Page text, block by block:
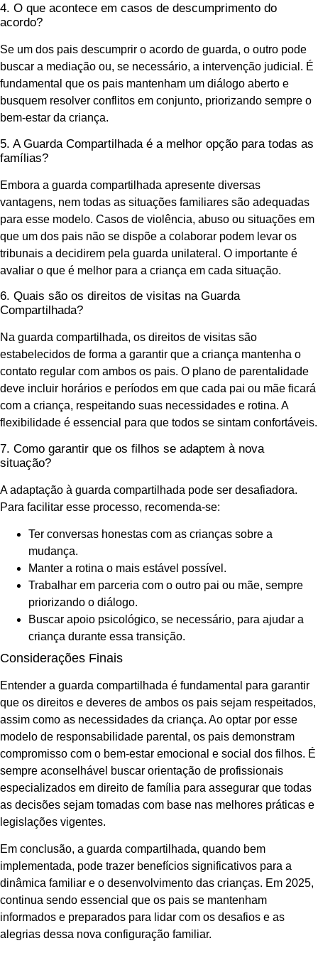
4. O que acontece em casos de descumprimento do
acordo?
Se um dos pais descumprir o acordo de guarda, o outro pode
buscar a mediação ou, se necessário, a intervenção judicial. É
fundamental que os pais mantenham um diálogo aberto e
busquem resolver conflitos em conjunto, priorizando sempre o
bem-estar da criança.
5. A Guarda Compartilhada é a melhor opção para todas as
famílias?
Embora a guarda compartilhada apresente diversas
vantagens, nem todas as situações familiares são adequadas
para esse modelo. Casos de violência, abuso ou situações em
que um dos pais não se dispõe a colaborar podem levar os
tribunais a decidirem pela guarda unilateral. O importante é
avaliar o que é melhor para a criança em cada situação.
6. Quais são os direitos de visitas na Guarda
Compartilhada?
Na guarda compartilhada, os direitos de visitas são
estabelecidos de forma a garantir que a criança mantenha o
contato regular com ambos os pais. O plano de parentalidade
deve incluir horários e períodos em que cada pai ou mãe ficará
com a criança, respeitando suas necessidades e rotina. A
flexibilidade é essencial para que todos se sintam confortáveis.
7. Como garantir que os filhos se adaptem à nova
situação?
A adaptação à guarda compartilhada pode ser desafiadora.
Para facilitar esse processo, recomenda-se:
Ter conversas honestas com as crianças sobre a
mudança.
Manter a rotina o mais estável possível.
Trabalhar em parceria com o outro pai ou mãe, sempre
priorizando o diálogo.
Buscar apoio psicológico, se necessário, para ajudar a
criança durante essa transição.
Considerações Finais
Entender a guarda compartilhada é fundamental para garantir
que os direitos e deveres de ambos os pais sejam respeitados,
assim como as necessidades da criança. Ao optar por esse
modelo de responsabilidade parental, os pais demonstram
compromisso com o bem-estar emocional e social dos filhos. É
sempre aconselhável buscar orientação de profissionais
especializados em direito de família para assegurar que todas
as decisões sejam tomadas com base nas melhores práticas e
legislações vigentes.
Em conclusão, a guarda compartilhada, quando bem
implementada, pode trazer benefícios significativos para a
dinâmica familiar e o desenvolvimento das crianças. Em 2025,
continua sendo essencial que os pais se mantenham
informados e preparados para lidar com os desafios e as
alegrias dessa nova configuração familiar.